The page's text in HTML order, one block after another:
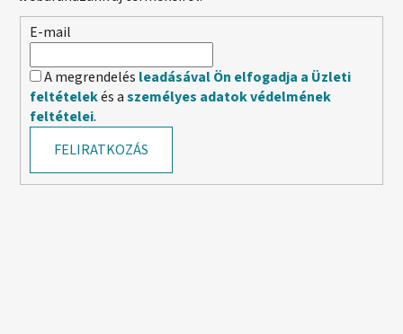
E-mail
A megrendelés leadásával Ön elfogadja a Üzleti
feltételekés aszemélyes adatok védelmének
feltételei.
FELIRATKOZÁS